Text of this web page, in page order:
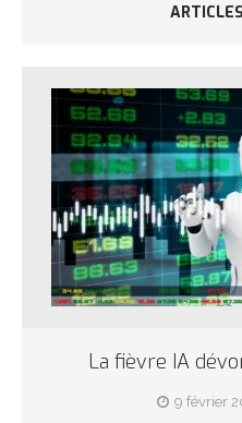
La fièvre IA
9 février